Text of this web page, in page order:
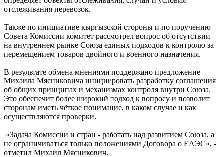
отслеживания перевозок.
Также по инициативе кыргызской стороны и по поручению
Совета Комиссии комитет рассмотрел вопрос об отсутствии
на внутреннем рынке Союза единых подходов к контролю за
перемещением товаров двойного и военного назначения.
В результате обмена мнениями поддержано предложение
Михаила Мясниковича инициировать разработку соглашения
об общих принципах и механизмах контроля внутри Союза.
Это обеспечит более широкий подход к вопросу и позволит
сторонам иметь чёткое понимание, в каком случае и как
осуществляются проверки.
«Задача Комиссии и стран - работать над развитием Союза, а
не ограничиваться только положениями Договора о ЕАЭС», -
отметил Михаил Мясникович.